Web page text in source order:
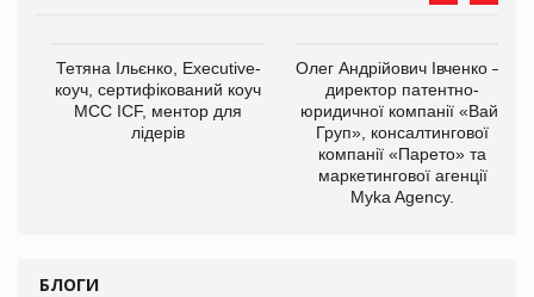
Тетяна Ільєнко, Executive-
коуч, сертифікований коуч
МСС ICF, ментор для
лідерів
Олег Андрійович Івченко —
директор патентно-
юридичної компанії «Вайз
Груп», консалтингової
компанії «Парето» та
маркетингової агенції
Myka Agency.
БЛОГИ